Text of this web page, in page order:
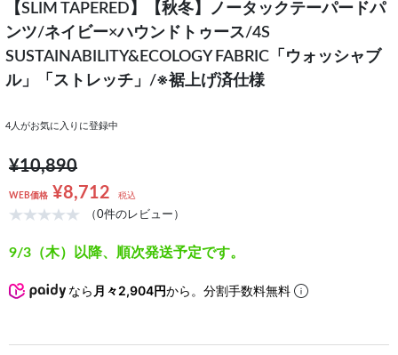
【SLIM TAPERED】【秋冬】ノータックテーパードパ
ンツ/ネイビー×ハウンドトゥース/4S
SUSTAINABILITY&ECOLOGY FABRIC「ウォッシャブ
ル」「ストレッチ」/※裾上げ済仕様
4 人がお気に入りに登録中
¥10,890
WEB価格 ¥8,712 税込
（0件のレビュー）
9/3（木）以降、順次発送予定です。
なら 月々2,904円から。分割手数料無料